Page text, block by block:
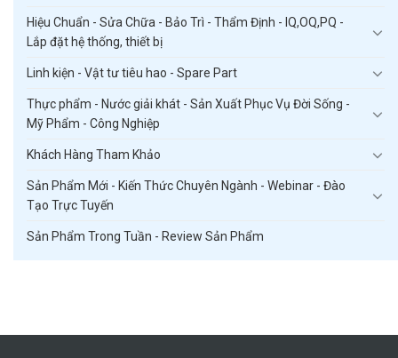
Hiệu Chuẩn - Sửa Chữa - Bảo Trì - Thẩm Định - IQ,OQ,PQ -
Lắp đặt hệ thống, thiết bị
Linh kiện - Vật tư tiêu hao - Spare Part
Thực phẩm - Nước giải khát - Sản Xuất Phục Vụ Đời Sống -
Mỹ Phẩm - Công Nghiệp
Khách Hàng Tham Khảo
Sản Phẩm Mới - Kiến Thức Chuyên Ngành - Webinar - Đào
Tạo Trực Tuyến
Sản Phẩm Trong Tuần - Review Sản Phẩm